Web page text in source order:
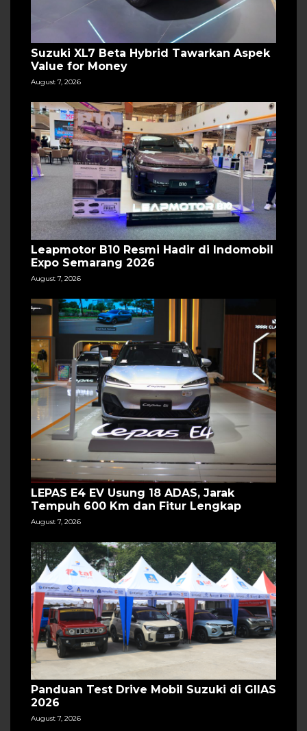
Suzuki XL7 Beta Hybrid Tawarkan Aspek
Value for Money
August 7, 2026
Leapmotor B10 Resmi Hadir di Indomobil
Expo Semarang 2026
August 7, 2026
LEPAS E4 EV Usung 18 ADAS, Jarak
Tempuh 600 Km dan Fitur Lengkap
August 7, 2026
Panduan Test Drive Mobil Suzuki di GIIAS
2026
August 7, 2026